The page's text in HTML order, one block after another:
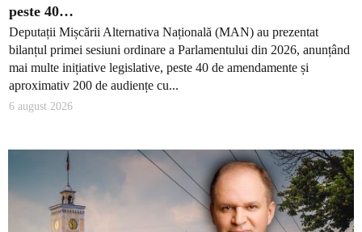
peste 40…
Deputații Mișcării Alternativa Națională (MAN) au prezentat
bilanțul primei sesiuni ordinare a Parlamentului din 2026, anunțând
mai multe inițiative legislative, peste 40 de amendamente și
aproximativ 200 de audiențe cu...
6 august 2026